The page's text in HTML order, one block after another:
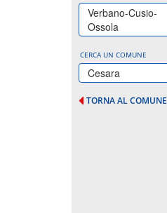
Verbano-Cusio-
Ossola
CERCA UN COMUNE
Cesara
TORNA AL COMUNE